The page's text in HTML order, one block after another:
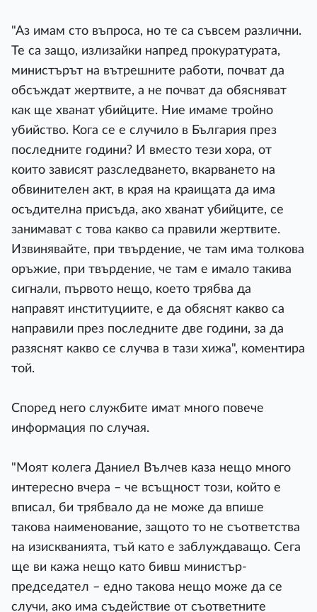
"Аз имам сто въпроса, но те са съвсем различни.
Те са защо, излизайки напред прокуратурата,
министърът на вътрешните работи, почват да
обсъждат жертвите, а не почват да обясняват
как ще хванат убийците. Ние имаме тройно
убийство. Кога се е случило в България през
последните години? И вместо тези хора, от
които зависят разследването, вкарването на
обвинителен акт, в края на краищата да има
осъдителна присъда, ако хванат убийците, се
занимават с това какво са правили жертвите.
Извинявайте, при твърдение, че там има толкова
оръжие, при твърдение, че там е имало такива
сигнали, първото нещо, което трябва да
направят институциите, е да обяснят какво са
направили през последните две години, за да
разяснят какво се случва в тази хижа", коментира
той.
Според него службите имат много повече
информация по случая.
"Моят колега Даниел Вълчев каза нещо много
интересно вчера – че всъщност този, който е
вписал, би трябвало да не може да впише
такова наименование, защото то не съответства
на изискванията, тъй като е заблуждаващо. Сега
ще ви кажа нещо като бивш министър-
председател – едно такова нещо може да се
случи, ако има съдействие от съответните